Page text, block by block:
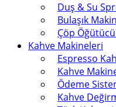
Duş & Su
Bulaşık
Çöp
Kahve Makineleri
Espresso
Kahve
Ödeme
Kahve